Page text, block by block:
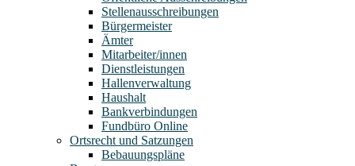
Stellenausschreibungen
Bürgermeister
Ämter
Mitarbeiter/innen
Dienstleistungen
Hallenverwaltung
Haushalt
Bankverbindungen
Fundbüro Online
Ortsrecht und Satzungen
Bebauungspläne